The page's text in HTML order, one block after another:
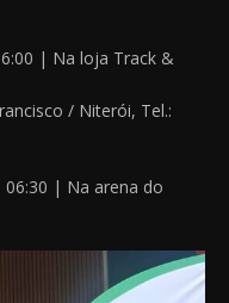
| Na loja Track &
/ Niterói, Tel.:
06:30 | Na arena do